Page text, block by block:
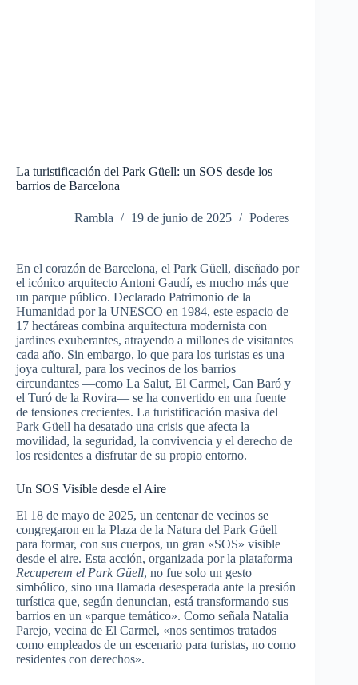
La turistificación del Park Güell: un SOS desde los
barrios de Barcelona
Rambla 19 de junio de 2025 Poderes
En el corazón de Barcelona, el Park Güell, diseñado por
el icónico arquitecto Antoni Gaudí, es mucho más que
un parque público. Declarado Patrimonio de la
Humanidad por la UNESCO en 1984, este espacio de
17 hectáreas combina arquitectura modernista con
jardines exuberantes, atrayendo a millones de visitantes
cada año. Sin embargo, lo que para los turistas es una
joya cultural, para los vecinos de los barrios
circundantes —como La Salut, El Carmel, Can Baró y
el Turó de la Rovira— se ha convertido en una fuente
de tensiones crecientes. La turistificación masiva del
Park Güell ha desatado una crisis que afecta la
movilidad, la seguridad, la convivencia y el derecho de
los residentes a disfrutar de su propio entorno.
Un SOS Visible desde el Aire
El 18 de mayo de 2025, un centenar de vecinos se
congregaron en la Plaza de la Natura del Park Güell
para formar, con sus cuerpos, un gran «SOS» visible
desde el aire. Esta acción, organizada por la plataforma
Recuperem el Park Güell, no fue solo un gesto
simbólico, sino una llamada desesperada ante la presión
turística que, según denuncian, está transformando sus
barrios en un «parque temático». Como señala Natalia
Parejo, vecina de El Carmel, «nos sentimos tratados
como empleados de un escenario para turistas, no como
residentes con derechos».